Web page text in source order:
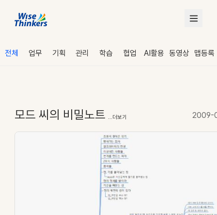
로그인
수강 신청
전체 업무 기획 관리 학습 협업 AI활용 동영상 맵등록
모드 씨의 비밀노트 ...더보기 2009-